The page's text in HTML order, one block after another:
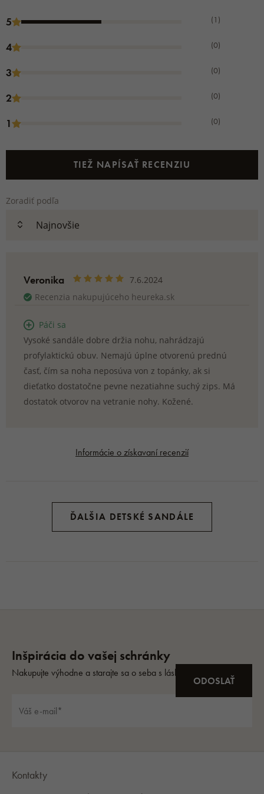
5 (1)
4 (0)
3 (0)
2 (0)
1 (0)
TIEŽ NAPÍSAŤ RECENZIU
Zoradiť podľa
Veronika
7.6.2024
Recenzia nakupujúceho heureka.sk
Páči sa
Vysoké sandále dobre držia nohu, nahrádzajú
profylaktickú obuv. Nemajú úplne otvorenú prednú
časť, čím sa noha neposúva von z topánky, ak si
dieťatko dostatočne pevne nezatiahne suchý zips. Má
dostatok otvorov na vetranie nohy. Kožené.
Informácie o získavaní recenzií
ĎALŠIA DETSKÉ SANDÁLE
Kontakty